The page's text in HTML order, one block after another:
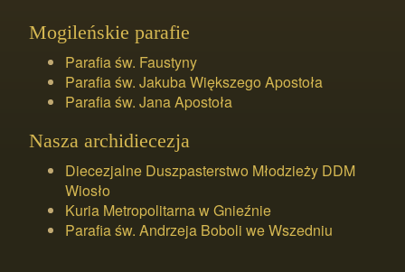
Mogileńskie parafie
Parafia św. Faustyny
Parafia św. Jakuba Większego Apostoła
Parafia św. Jana Apostoła
Nasza archidiecezja
Diecezjalne Duszpasterstwo Młodzieży DDM
Wiosło
Kuria Metropolitarna w Gnieźnie
Parafia św. Andrzeja Boboli we Wszedniu